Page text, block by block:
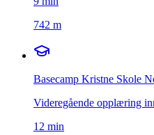
742 m
Basecamp Kristne Skole
Videregående opplæring
12 min